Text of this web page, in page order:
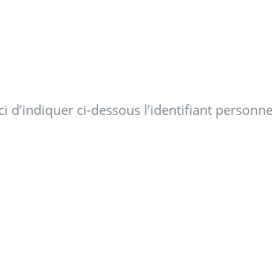
ci-dessous l’identifiant